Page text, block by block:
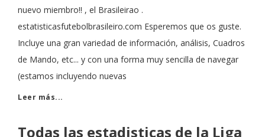
nuevo miembro!! , el Brasileirao .
estatisticasfutebolbrasileiro.com Esperemos que os guste.
Incluye una gran variedad de información, análisis, Cuadros
de Mando, etc... y con una forma muy sencilla de navegar
(estamos incluyendo nuevas
Leer más...
Todas las estadisticas de la Liga